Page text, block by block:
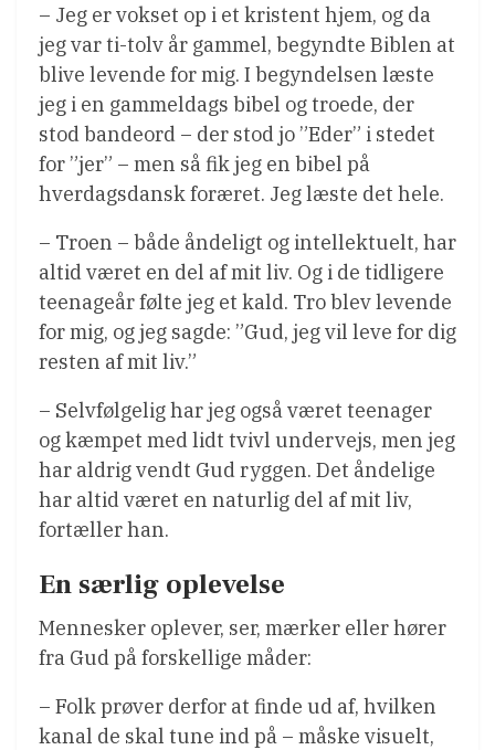
– Jeg er vokset op i et kristent hjem, og da
jeg var ti-tolv år gammel, begyndte Biblen at
blive levende for mig. I begyndelsen læste
jeg i en gammeldags bibel og troede, der
stod bandeord – der stod jo ”Eder” i stedet
for ”jer” – men så fik jeg en bibel på
hverdagsdansk foræret. Jeg læste det hele.
– Troen – både åndeligt og intellektuelt, har
altid været en del af mit liv. Og i de tidligere
teenageår følte jeg et kald. Tro blev levende
for mig, og jeg sagde: ”Gud, jeg vil leve for dig
resten af mit liv.”
– Selvfølgelig har jeg også været teenager
og kæmpet med lidt tvivl undervejs, men jeg
har aldrig vendt Gud ryggen. Det åndelige
har altid været en naturlig del af mit liv,
fortæller han.
En særlig oplevelse
Mennesker oplever, ser, mærker eller hører
fra Gud på forskellige måder:
– Folk prøver derfor at finde ud af, hvilken
kanal de skal tune ind på – måske visuelt,